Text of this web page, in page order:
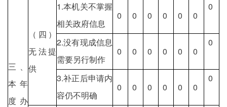
三、
本年
度办
（四）
无法提
供
1.本机关不掌握
相关政府信息
0 0 0 0 0 0
0
2.没有现成信息
需要另行制作
0 0 0 0 0 0
0
3.补正后申请内
容仍不明确
0 0 0 0 0 0
0